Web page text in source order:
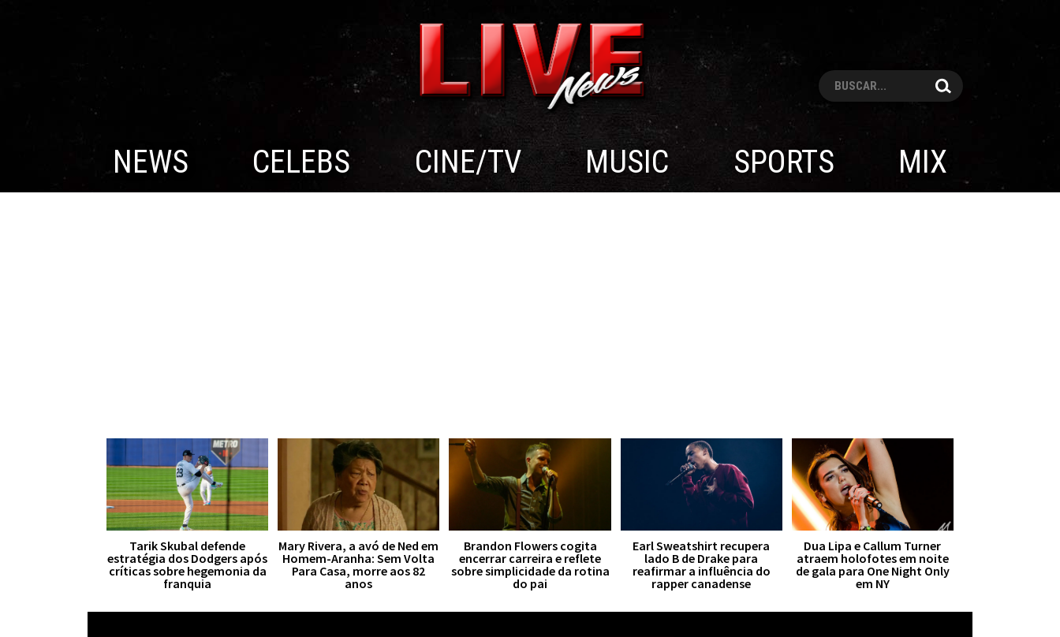
Pesquisar
NEWS CELEBS CINE/TV MUSIC SPORTS MIX
Tarik Skubal defende
estratégia dos Dodgers após
críticas sobre hegemonia da
franquia
Mary Rivera, a avó de Ned em
Homem-Aranha: Sem Volta
Para Casa, morre aos 82
anos
Brandon Flowers cogita
encerrar carreira e reflete
sobre simplicidade da rotina
do pai
Earl Sweatshirt recupera
lado B de Drake para
reafirmar a influência do
rapper canadense
Dua Lipa e Callum Turner
atraem holofotes em noite
de gala para One Night Only
em NY